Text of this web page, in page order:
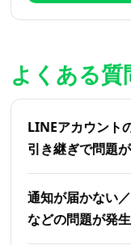
よくある質
LINEアカウント
引き継ぎで問題
通知が届かない
などの問題が発